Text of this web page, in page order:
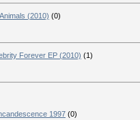
(2010) (0)
Forever EP (2010) (1)
1997 (0)